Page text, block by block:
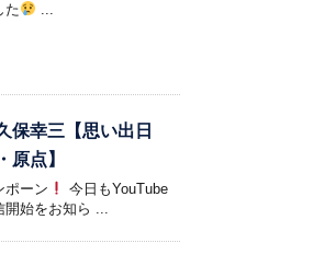
た
...
保幸三【思い出日
原点】
ポーン
今日もYouTube
開始をお知ら ...